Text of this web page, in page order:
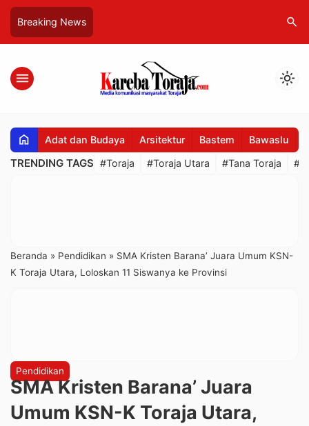
Breaking News search
menu light_mode
home Adat dan Budaya Arsitektur Bastem Bawaslu
TRENDING TAGS #Toraja #Toraja Utara #Tana Toraja
Beranda » Pendidikan » SMA Kristen Barana’ Juara Umum KSN-
K Toraja Utara, Loloskan 11 Siswanya ke Provinsi
Pendidikan
SMA Kristen Barana’ Juara
Umum KSN-K Toraja Utara,